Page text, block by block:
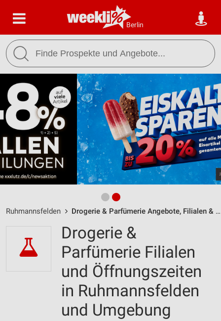
Berlin
Ruhmannsfelden Drogerie & Parfümerie Angebote, Filialen & Öffnungszeiten
Drogerie &
Parfümerie Filialen
und Öffnungszeiten
in Ruhmannsfelden
und Umgebung